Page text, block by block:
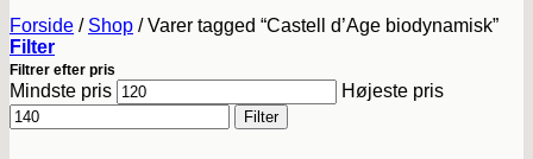
Forside / Shop /Varer tagged “Castell d’Age biodynamisk”
Filter
Filtrer efter pris
Mindste pris Højeste pris
Filter